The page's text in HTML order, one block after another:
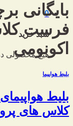
0
سبد خرید
هیچ محصولی
بایگانی
فرست
اکونومی
بلیط هواپیما
بلیط
کلاس های